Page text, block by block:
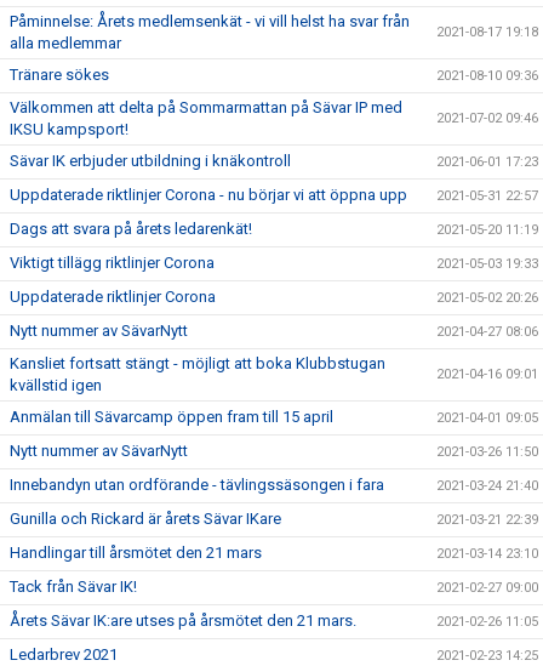
Påminnelse: Årets medlemsenkät - vi vill helst ha svar från
alla medlemmar
2021-08-17 19:18
Tränare sökes 2021-08-10 09:36
Välkommen att delta på Sommarmattan på Sävar IP med
IKSU kampsport!
2021-07-02 09:46
Sävar IK erbjuder utbildning i knäkontroll 2021-06-01 17:23
Uppdaterade riktlinjer Corona - nu börjar vi att öppna upp 2021-05-31 22:57
Dags att svara på årets ledarenkät! 2021-05-20 11:19
Viktigt tillägg riktlinjer Corona 2021-05-03 19:33
Uppdaterade riktlinjer Corona 2021-05-02 20:26
Nytt nummer av SävarNytt 2021-04-27 08:06
Kansliet fortsatt stängt - möjligt att boka Klubbstugan
kvällstid igen
2021-04-16 09:01
Anmälan till Sävarcamp öppen fram till 15 april 2021-04-01 09:05
Nytt nummer av SävarNytt 2021-03-26 11:50
Innebandyn utan ordförande - tävlingssäsongen i fara 2021-03-24 21:40
Gunilla och Rickard är årets Sävar IKare 2021-03-21 22:39
Handlingar till årsmötet den 21 mars 2021-03-14 23:10
Tack från Sävar IK! 2021-02-27 09:00
Årets Sävar IK:are utses på årsmötet den 21 mars. 2021-02-26 11:05
Ledarbrev 2021 2021-02-23 14:25